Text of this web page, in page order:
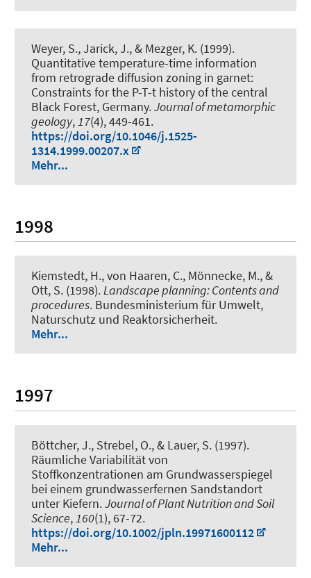
Weyer, S., Jarick, J., & Mezger, K. (1999).
Quantitative temperature-time information
from retrograde diffusion zoning in garnet:
Constraints for the P-T-t history of the central
Black Forest, Germany.Journal of metamorphic
geology,17(4), 449-461.
https://doi.org/10.1046/j.1525-
1314.1999.00207.x
Mehr...
1998
Kiemstedt, H., von Haaren, C., Mönnecke, M., &
Ott, S. (1998).Landscape planning: Contents and
procedures. Bundesministerium für Umwelt,
Naturschutz und Reaktorsicherheit.
Mehr...
1997
Böttcher, J., Strebel, O., & Lauer, S. (1997).
Räumliche Variabilität von
Stoffkonzentrationen am Grundwasserspiegel
bei einem grundwasserfernen Sandstandort
unter Kiefern.Journal of Plant Nutrition and Soil
Science, 160(1), 67-72.
https://doi.org/10.1002/jpln.19971600112
Mehr...